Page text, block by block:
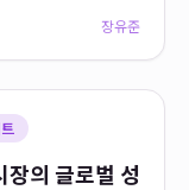
장유준
의 글로벌 성